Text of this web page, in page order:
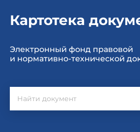
Картотека
Электронный фонд правовой
и нормативно-технической